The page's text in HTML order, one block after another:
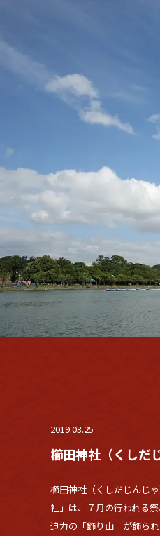
2019.03.25
櫛田神社（くしだ
櫛田神社（くしだじんじ
社」は、７月の行われる
迫力の「飾り山」が飾ら